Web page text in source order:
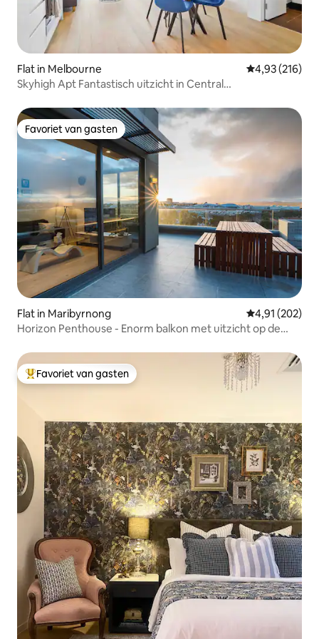
Flat in Melbourne Gemiddelde
4,93 (216)
Skyhigh Apt Fantastisch uitzicht in Central
Favoriet van gasten
Favoriet van gasten
Flat in Maribyrnong Gemiddelde
4,91 (202)
Horizon Penthouse - Enorm balkon met uitzicht op de
Topfavoriet van gasten
Favoriet van gasten